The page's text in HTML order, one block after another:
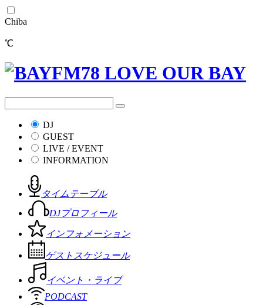
Chiba
℃
DJ
GUEST
LIVE / EVENT
INFORMATION
タイムテーブル
DJプロフィール
インフォメーション
ゲストスケジュール
イベント・ライブ
PODCAST